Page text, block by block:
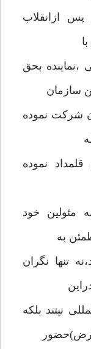
ازانقلاب
بحق
سازمان
شرکت نموده
قلمداد نموده
مئولین خود
به
تنها نگران
نیتند بلکه